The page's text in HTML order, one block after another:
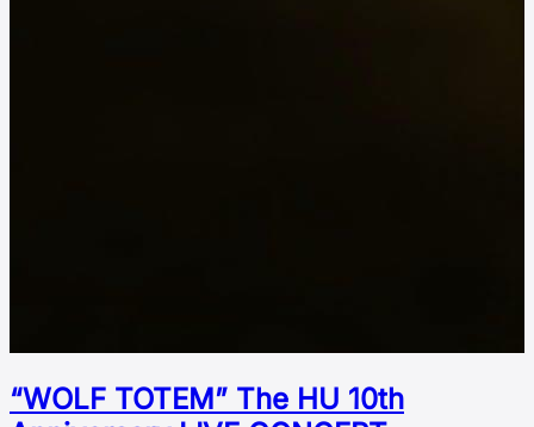
“WOLF TOTEM” The HU 10th